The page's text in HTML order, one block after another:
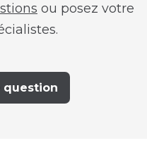
ou posez votre
question